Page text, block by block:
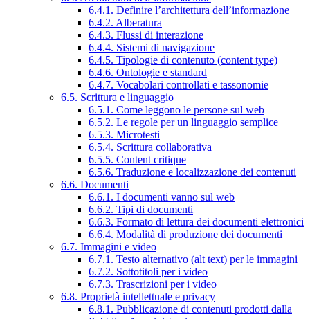
6.4.1. Definire l’architettura dell’informazione
6.4.2. Alberatura
6.4.3. Flussi di interazione
6.4.4. Sistemi di navigazione
6.4.5. Tipologie di contenuto (content type)
6.4.6. Ontologie e standard
6.4.7. Vocabolari controllati e tassonomie
6.5. Scrittura e linguaggio
6.5.1. Come leggono le persone sul web
6.5.2. Le regole per un linguaggio semplice
6.5.3. Microtesti
6.5.4. Scrittura collaborativa
6.5.5. Content critique
6.5.6. Traduzione e localizzazione dei contenuti
6.6. Documenti
6.6.1. I documenti vanno sul web
6.6.2. Tipi di documenti
6.6.3. Formato di lettura dei documenti elettronici
6.6.4. Modalità di produzione dei documenti
6.7. Immagini e video
6.7.1. Testo alternativo (alt text) per le immagini
6.7.2. Sottotitoli per i video
6.7.3. Trascrizioni per i video
6.8. Proprietà intellettuale e privacy
6.8.1. Pubblicazione di contenuti prodotti dalla